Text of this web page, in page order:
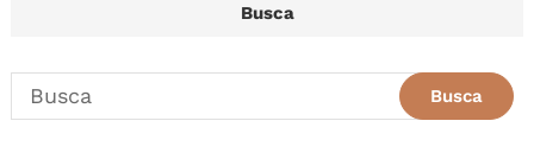
Busca